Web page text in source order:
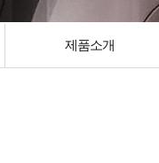
제품소개